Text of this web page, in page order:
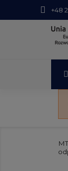
+48